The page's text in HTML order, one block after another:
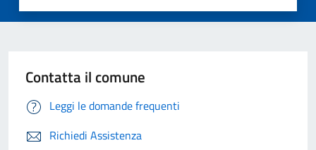
Contatta il comune
Leggi le domande frequenti
Richiedi Assistenza